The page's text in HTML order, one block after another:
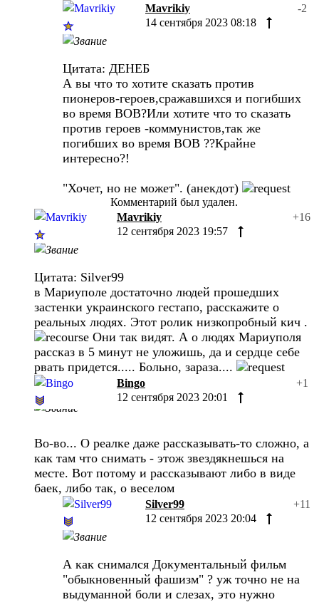
Mavrikiy
-2
14 сентября 2023 08:18
Цитата: ДЕНЕБ
А вы что то хотите сказать против
пионеров-героев,сражавшихся и погибших
во время ВОВ?Или хотите что то сказать
против героев -коммунистов,так же
погибших во время ВОВ ??Крайне
интересно?!
"Хочет, но не может". (анекдот)
Комментарий был удален.
Mavrikiy
+16
12 сентября 2023 19:57
Цитата: Silver99
в Мариуполе достаточно людей прошедших
застенки украинского гестапо, расскажите о
реальных людях. Этот ролик низкопробный кич .
Они так видят. А о людях Мариуполя
рассказ в 5 минут не уложишь, да и сердце себе
рвать придется..... Больно, зараза....
Bingo
+1
12 сентября 2023 20:01
Во-во... О реалке даже рассказывать-то сложно, а
как там что снимать - этож звездякнешься на
месте. Вот потому и рассказывают либо в виде
баек, либо так, о веселом
Silver99
+11
12 сентября 2023 20:04
А как снимался Документальный фильм
"обыкновенный фашизм" ? уж точно не на
выдуманной боли и слезах, это нужно